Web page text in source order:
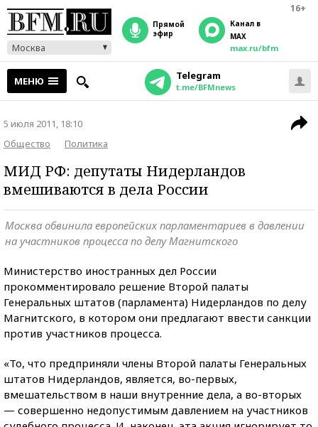
16+
Москва
прямой
эфир
Канал в
MAX
max.ru/bfm
МЕНЮ Telegram
t.me/BFMnews
5 июля 2011, 18:10
Общество
Политика
МИД РФ: депутаты Нидерландов
вмешиваются в дела России
Москва обвинила европейских парламентариев в давлении
на участников процесса по делу Магнитского
Министерство иностранных дел России
прокомментировало решение Второй палаты
Генеральных штатов (парламента) Нидерландов по делу
Магнитского, в котором они предлагают ввести санкции
против участников процесса.
«То, что предприняли члены Второй палаты Генеральных
штатов Нидерландов, является, во-первых,
вмешательством в наши внутренние дела, а во-вторых
— совершенно недопустимым давлением на участников